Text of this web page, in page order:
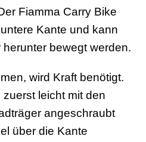
Fiamma Carry Bike
Kante und kann
bewegt werden.
wird Kraft benötigt.
leicht mit den
angeschraubt
über die Kante